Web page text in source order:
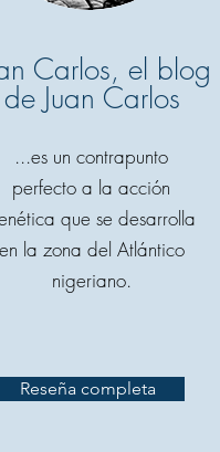
Carlos, el blog
de Juan Carlos
...es un contrapunto
perfecto a la acción
que se desarrolla
en la zona del Atlántico
nigeriano.
Reseña completa